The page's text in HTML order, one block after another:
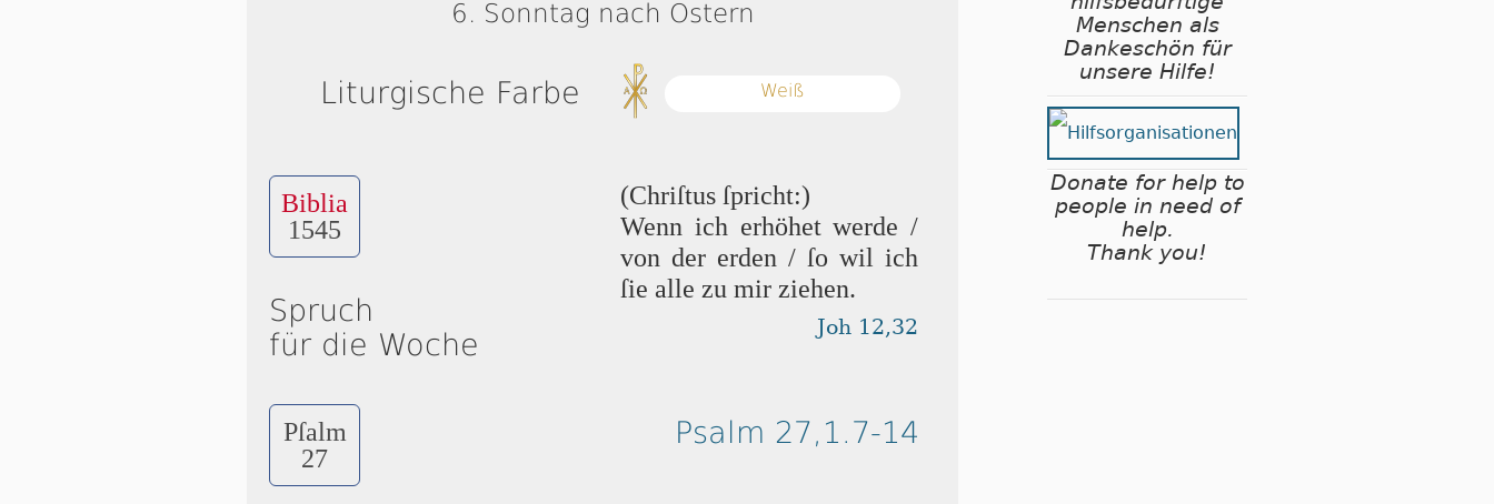
6. Sonntag nach Ostern
Liturgische Farbe Weiß
Biblia
1545
Spruch
für die Woche
(Chriſtus ſpricht:)
Wenn ich erhöhet wer­de /
von der erden / ſo wil ich
ſie alle zu mir ziehen.
Joh 12,32
Pſalm
27
Psalm 27,1.7-14
Menschen als
Dankeschön für
unsere Hilfe!
Donate for help to
people in need of
help.
Thank you!